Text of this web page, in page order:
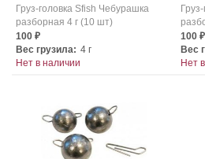
Груз-головка Sfish Чебурашка
разборная 4 г (10 шт)
100 ₽
Вес грузила: 4 г
Нет в наличии
100 ₽
Вес
Нет